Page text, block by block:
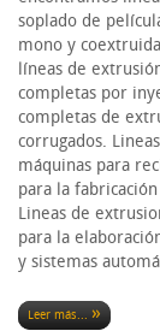
soplado de
mono y
líneas de
completas por
completas de
corrugados.
máquinas para
para la
Lineas de
para la
y sistemas
Leer más...